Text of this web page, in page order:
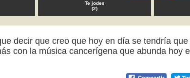
Te jodes
(2)
decir que creo que hoy en día se tendría
con la música cancerígena que abunda hoy